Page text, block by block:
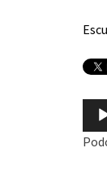
de